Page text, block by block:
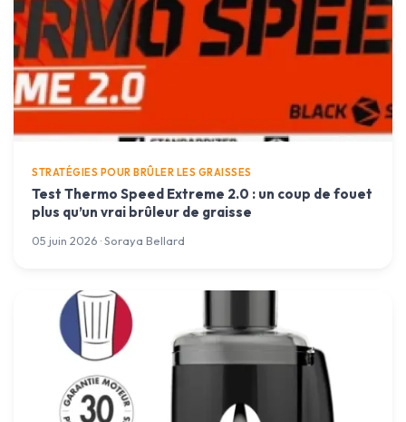
STRATÉGIES POUR BRÛLER LES GRAISSES
Test Thermo Speed Extreme 2.0 : un coup de fouet
plus qu’un vrai brûleur de graisse
05 juin 2026 · Soraya Bellard